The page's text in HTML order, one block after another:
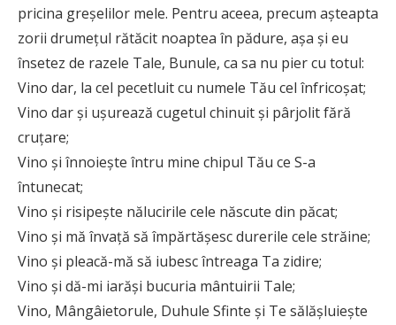
pricina greșelilor mele. Pentru aceea, precum așteapta
zorii drumețul rătăcit noaptea în pădure, așa și eu
însetez de razele Tale, Bunule, ca sa nu pier cu totul:
Vino dar, la cel pecetluit cu numele Tău cel înfricoșat;
Vino dar și ușurează cugetul chinuit și pârjolit fără
cruțare;
Vino și înnoiește întru mine chipul Tău ce S-a
întunecat;
Vino și risipește nălucirile cele născute din păcat;
Vino și mă învață să împărtășesc durerile cele străine;
Vino și pleacă-mă să iubesc întreaga Ta zidire;
Vino și dă-mi iarăși bucuria mântuirii Tale;
Vino, Mângâietorule, Duhule Sfinte și Te sălășluiește